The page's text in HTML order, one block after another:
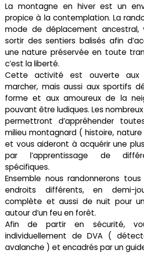
La montagne en hiver est un
propice à la contemplation. La
mode de déplacement
sortir des sentiers balisés afin
une nature préservée en toute
c’est la liberté.
Cette activité est ouverte aux
marcher, mais aussi aux sportifs
forme et aux amoureux de la
pouvant être ludiques. Les
permettront d’appréhender
milieu montagnard ( histoire,
et vous aideront à acquérir une
par l’apprentissage de
spécifiques.
Ensemble nous randonnerons
endroits différents, en demi-
complète et aussi de nuit pour
autour d’un feu en forêt.
Afin de partir en sécurité,
individuellement de DVA (
avalanche ) et encadrés par un